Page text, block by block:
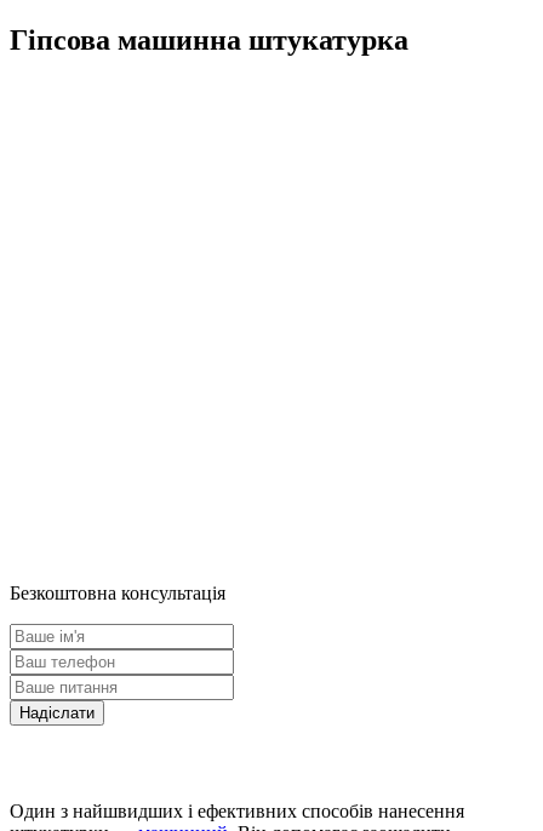
Гіпсова машинна штукатурка
Безкоштовна консультація
Один з найшвидших і ефективних способів нанесення